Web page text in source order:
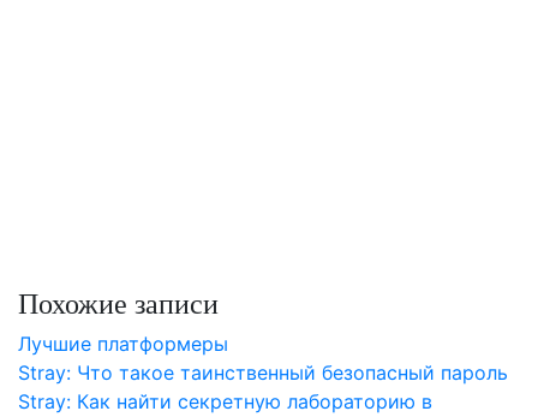
Похожие записи
Лучшие платформеры
Stray: Что такое таинственный безопасный пароль
Stray: Как найти секретную лабораторию в